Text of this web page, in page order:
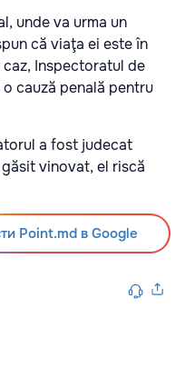
unde va urma un
că viaţa ei este în
Inspectoratul de
cauză penală pentru
a fost judecat
vinovat, el riscă
Point.md в Google